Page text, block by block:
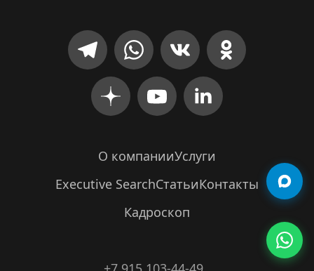
О компанииУслуги
Executive SearchСтатьиКонтакты
Кадроскоп